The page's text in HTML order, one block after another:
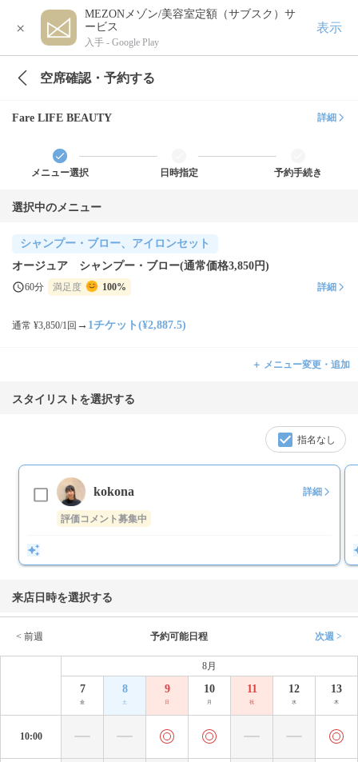
×
MEZONメゾン/美容室定額（サブスク）サ
ービス
入手 - Google Play
表示
空席確認・予約する
Fare LIFE BEAUTY 詳細
メニュー選択 日時指定 予約手続き
選択中のメニュー
シャンプー・ブロー、アイロンセット
オージュア シャンプー・ブロー(通常価格3,850円)
60分 満足度 100% 詳細
通常 ¥3,850/1回 → 1チケット(¥2,887.5)
＋ メニュー変更・追加
スタイリストを選択する
指名なし
kokona 詳細
評価コメント募集中
来店日時を選択する
< 前週 予約可能日程 次週 >
8月
7
金
8
土
9
日
10
月
11
祝
12
水
13
木
10:00